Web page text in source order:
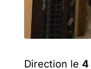
Direction le 4